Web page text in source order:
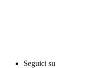
Seguici su